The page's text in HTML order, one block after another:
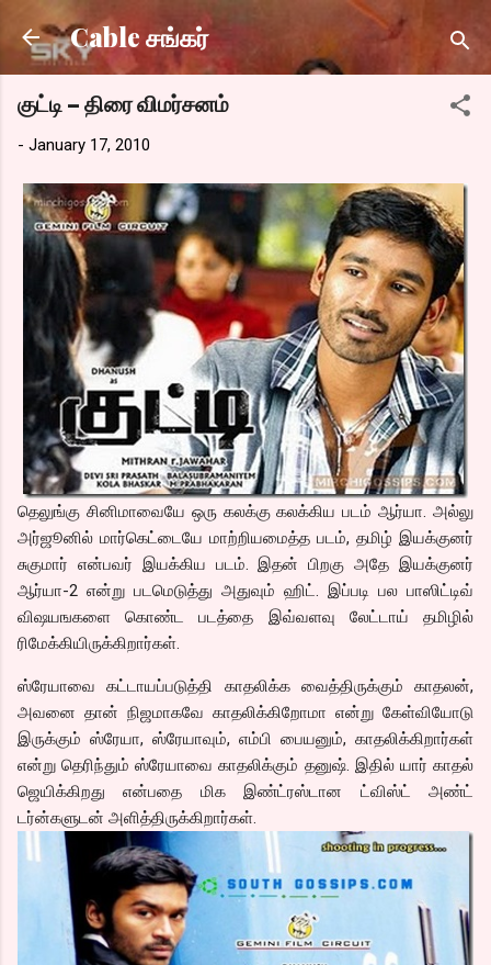
Skip to main content
Cable சங்கர்
குட்டி – திரை விமர்சனம்
- January 17, 2010
தெலுங்கு சினிமாவையே ஒரு கலக்கு கலக்கிய படம் ஆர்யா. அல்லு
அர்ஜூனில் மார்கெட்டையே மாற்றியமைத்த படம், தமிழ் இயக்குனர்
சுகுமார் என்பவர் இயக்கிய படம். இதன் பிறகு அதே இயக்குனர்
ஆர்யா-2 என்று படமெடுத்து அதுவும் ஹிட். இப்படி பல பாஸிட்டிவ்
விஷயஙகளை கொண்ட படத்தை இவ்வளவு லேட்டாய் தமிழில்
ரிமேக்கியிருக்கிறார்கள்.
ஸ்ரேயாவை கட்டாயப்படுத்தி காதலிக்க வைத்திருக்கும் காதலன்,
அவனை தான் நிஜமாகவே காதலிக்கிறோமா என்று கேள்வியோடு
இருக்கும் ஸ்ரேயா, ஸ்ரேயாவும், எம்பி பையனும், காதலிக்கிறார்கள்
என்று தெரிந்தும் ஸ்ரேயாவை காதலிக்கும் தனுஷ். இதில் யார் காதல்
ஜெயிக்கிறது என்பதை மிக இண்ட்ரஸ்டான ட்விஸ்ட் அண்ட்
டர்ன்களுடன் அளித்திருக்கிறார்கள்.